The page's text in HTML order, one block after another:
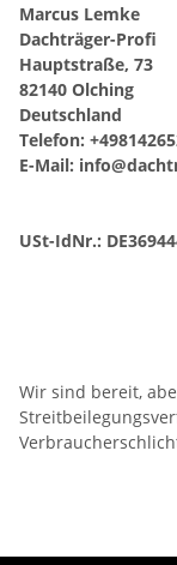
Marcus Lemke
Dachträger-Profi
Hauptstraße, 73
82140 Olching
Deutschland
Telefon:
E-Mail:
USt-IdNr.:
Wir sind bereit,